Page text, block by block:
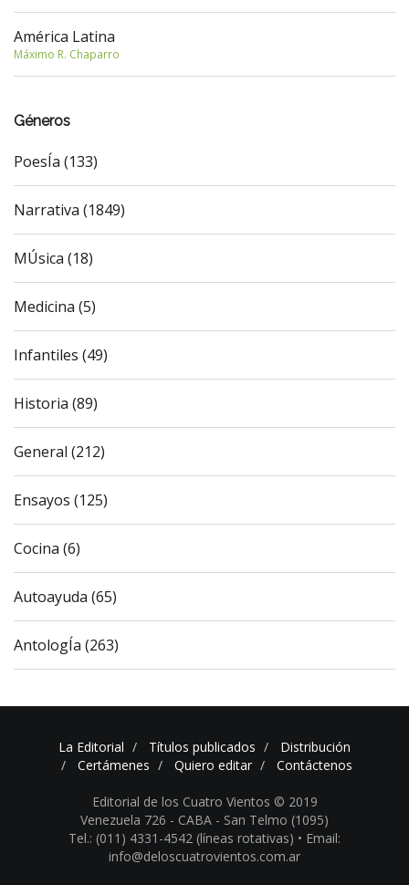
América Latina
Máximo R. Chaparro
Géneros
PoesÍa (133)
Narrativa (1849)
MÚsica (18)
Medicina (5)
Infantiles (49)
Historia (89)
General (212)
Ensayos (125)
Cocina (6)
Autoayuda (65)
AntologÍa (263)
La Editorial Títulos publicados
Distribución
Certámenes
Quiero editar Contáctenos
Editorial de los Cuatro Vientos © 2019
Venezuela 726 - CABA - San Telmo (1095)
Tel.: (011) 4331-4542 (líneas rotativas) • Email:
info@deloscuatrovientos.com.ar